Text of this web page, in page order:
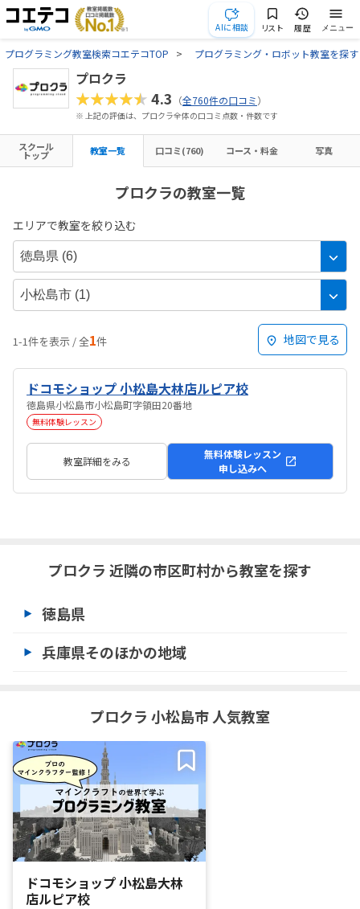
AIに相談 リスト 履歴 メニュー
プログラミング教室検索コエテコTOP プログラミング・ロボット教室を探す
プロクラ
★★★★★4.3 （全760件の口コミ）
※ 上記の評価は、プロクラ全体の口コミ点数・件数です
スクール
トップ 教室一覧 口コミ(760) コース・料金 写真
プロクラの教室一覧
エリアで教室を絞り込む
1-1件を表示 / 全1件 地図で見る
ドコモショップ 小松島大林店ルピア校
徳島県小松島市小松島町字領田20番地
無料体験レッスン
教室詳細をみる
無料体験レッスン
申し込みへ
プロクラ 近隣の市区町村から教室を探す
徳島県
兵庫県そのほかの地域
プロクラ 小松島市 人気教室
ドコモショップ 小松島大林
店ルピア校